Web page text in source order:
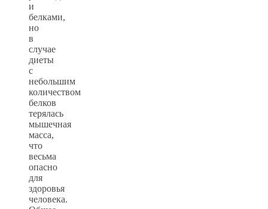
и
белками,
но
в
случае
диеты
с
небольшим
количеством
белков
терялась
мышечная
масса,
что
весьма
опасно
для
здоровья
человека.